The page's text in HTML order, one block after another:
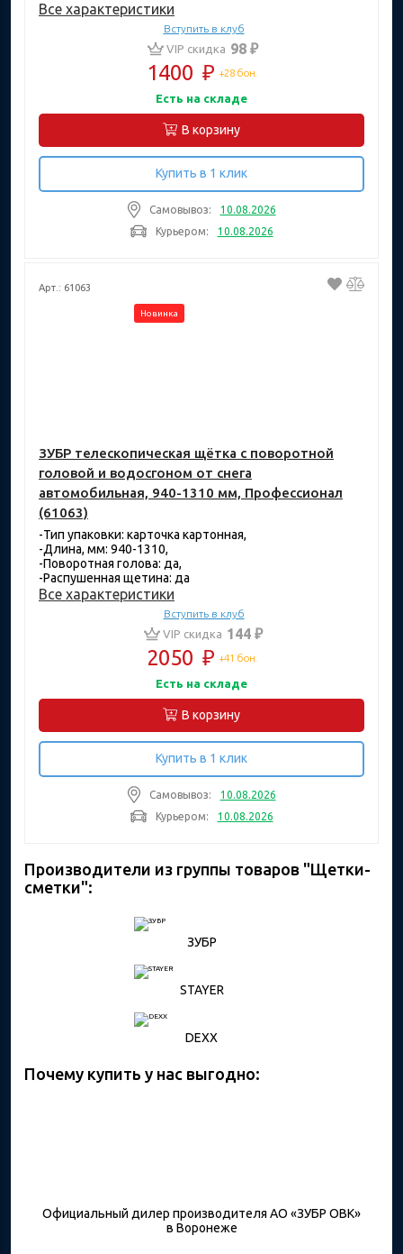
Все характеристики
Вступить в клуб
VIP скидка 98 ₽
1400 ₽ +28 бон.
Есть на складе
В корзину
Купить в 1 клик
Самовывоз:
10.08.2026
Курьером:
10.08.2026
Арт.: 61063
Новинка
ЗУБР телескопическая щётка с поворотной
головой и водосгоном от снега
автомобильная, 940-1310 мм, Профессионал
(61063)
-Тип упаковки: карточка картонная,
-Длина, мм: 940-1310,
-Поворотная голова: да,
-Распушенная щетина: да
Все характеристики
Вступить в клуб
VIP скидка 144 ₽
2050 ₽ +41 бон.
Есть на складе
В корзину
Купить в 1 клик
Самовывоз:
10.08.2026
Курьером:
10.08.2026
Производители из группы товаров "Щетки-
сметки":
ЗУБР
STAYER
DEXX
Почему купить у нас выгодно:
Официальный дилер производителя АО «ЗУБР ОВК»
в Воронеже